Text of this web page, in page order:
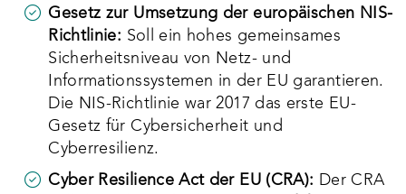
Gesetz zur Umsetzung der europäischen NIS-
Richtlinie: Soll ein hohes gemeinsames
Sicherheitsniveau von Netz- und
Informationssystemen in der EU garantieren.
Die NIS-Richtlinie war 2017 das erste EU-
Gesetz für Cybersicherheit und
Cyberresilienz.
Cyber Resilience Act der EU (CRA): Der CRA